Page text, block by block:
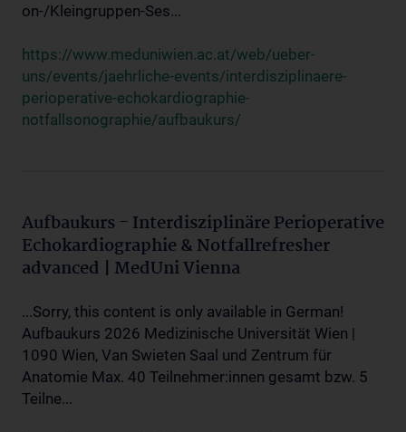
on-/Kleingruppen-Ses...
https://www.meduniwien.ac.at/web/ueber-
uns/events/jaehrliche-events/interdisziplinaere-
perioperative-echokardiographie-
notfallsonographie/aufbaukurs/
Aufbaukurs - Interdisziplinäre Perioperative
Echokardiographie & Notfallrefresher
advanced | MedUni Vienna
...Sorry, this content is only available in German!
Aufbaukurs 2026 Medizinische Universität Wien |
1090 Wien, Van Swieten Saal und Zentrum für
Anatomie Max. 40 Teilnehmer:innen gesamt bzw. 5
Teilne...